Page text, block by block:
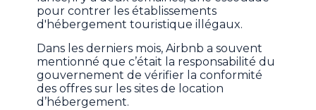
pour contrer les établissements
d'hébergement touristique illégaux.
Dans les derniers mois, Airbnb a souvent
mentionné que c’était la responsabilité du
gouvernement de vérifier la conformité
des offres sur les sites de location
d’hébergement.